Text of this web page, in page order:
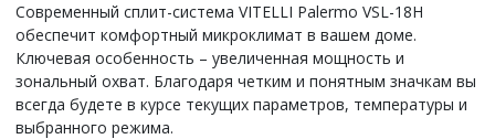
Современный сплит-система VITELLI Palermo VSL-18H
обеспечит комфортный микроклимат в вашем доме.
Ключевая особенность – увеличенная мощность и
зональный охват. Благодаря четким и понятным значкам вы
всегда будете в курсе текущих параметров, температуры и
выбранного режима.